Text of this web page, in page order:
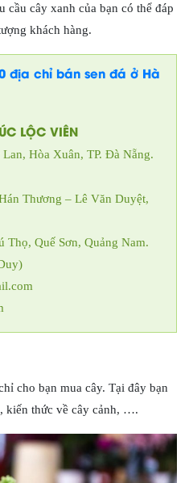
cầu cây xanh của bạn có thể đáp
khách hàng.
địa chỉ bán sen đá ở Hà
LỘC VIÊN
Hòa Xuân, TP. Đà Nẵng.
Thương – Lê Văn Duyệt,
Thọ, Quế Sơn, Quảng Nam.
cho bạn mua cây. Tại đây bạn
kiến thức về cây cảnh, ….